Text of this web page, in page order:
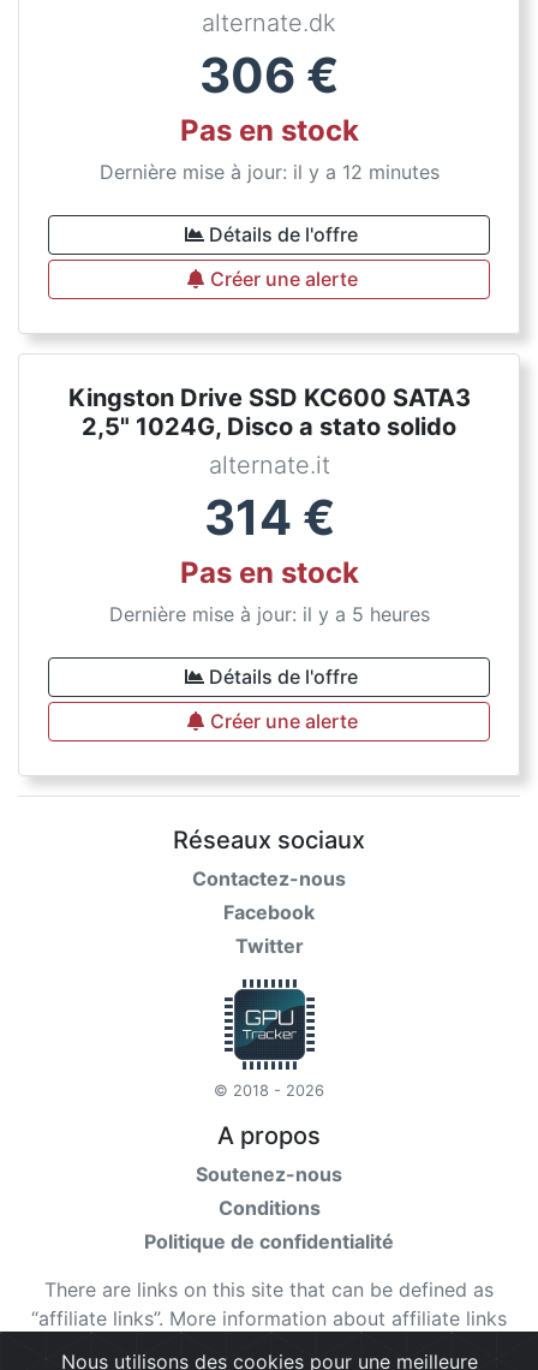
alternate.dk
306 €
Pas en stock
Dernière mise à jour: il y a 12 minutes
Détails de l'offre
Créer une alerte
Kingston Drive SSD KC600 SATA3
2,5" 1024G, Disco a stato solido
alternate.it
314 €
Pas en stock
Dernière mise à jour: il y a 5 heures
Détails de l'offre
Créer une alerte
Réseaux sociaux
Contactez-nous
Facebook
Twitter
© 2018 - 2026
A propos
Soutenez-nous
Conditions
Politique de confidentialité
There are links on this site that can be defined as
“affiliate links”. More information about affiliate links
Nous utilisons des cookies pour une meilleure